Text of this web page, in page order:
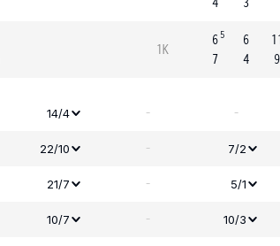
1K
6 5
7
6
4
9
14/4 - -
22/10 - 7/2
21/7 - 5/1
10/7 - 10/3